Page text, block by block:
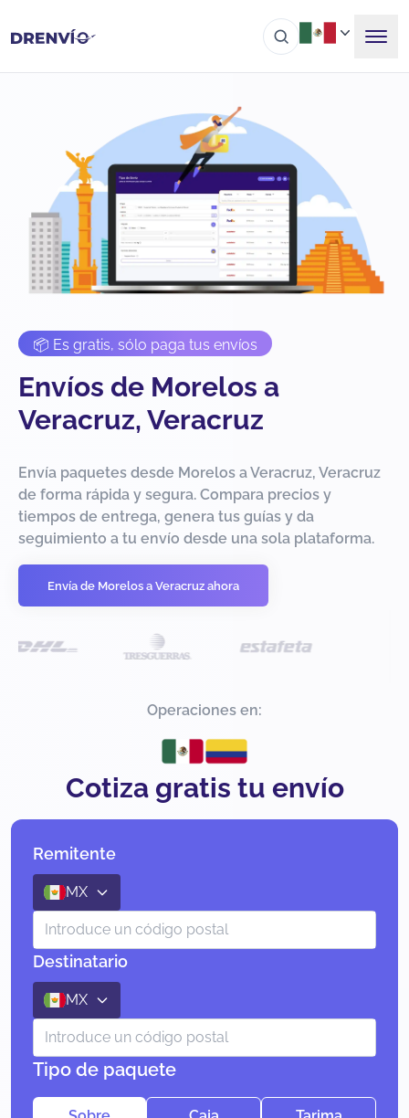
📦 Es gratis, sólo paga tus envíos
Envíos de Morelos a
Veracruz, Veracruz
Envía paquetes desde Morelos a Veracruz, Veracruz
de forma rápida y segura. Compara precios y
tiempos de entrega, genera tus guías y da
seguimiento a tu envío desde una sola plataforma.
Envía de Morelos a Veracruz ahora
Operaciones en:
Cotiza gratis tu envío
Remitente
MX
Destinatario
MX
Tipo de paquete